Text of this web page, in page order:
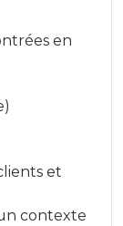
en
et
contexte